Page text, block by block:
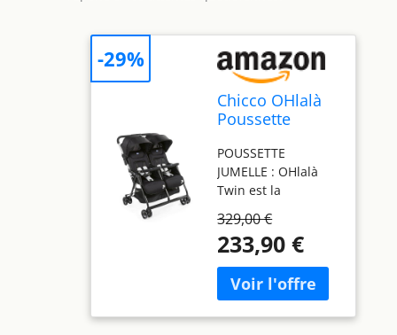
Chicco OHlalà
Poussette
Tandem, Légère
Inclinable et
Pliable, pour
Jumeaux dès la
Naissance
jusqu’à 15 kg,
Fermeture
Compacte,
Housse de Pluie
Incluse, Capote
POUSSETTE
JUMELLE : OHlalà
Twin est la
Chicco légère,
compacte, moderne
et attrayante ; facile
à manœuvrer, sa
poignée unique
assure une
329,00 €
233,90 €
-29%